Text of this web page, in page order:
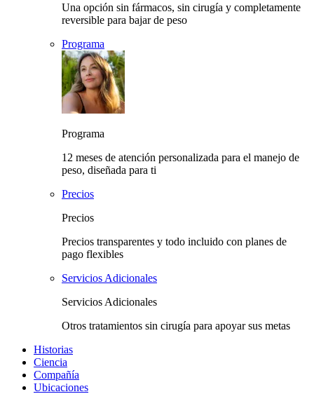
Una opción sin fármacos, sin cirugía y completamente
reversible para bajar de peso
Programa
Programa
12 meses de atención personalizada para el manejo de
peso, diseñada para ti
Precios
Precios
Precios transparentes y todo incluido con planes de
pago flexibles
Servicios Adicionales
Servicios Adicionales
Otros tratamientos sin cirugía para apoyar sus metas
Historias
Ciencia
Compañía
Ubicaciones